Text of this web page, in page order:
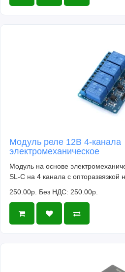
Модуль реле 12В 4-канала
электромеханическое
Модуль на основе
SL-C на 4 канала с опторазвязкой
250.00р. Без НДС: 250.00р.